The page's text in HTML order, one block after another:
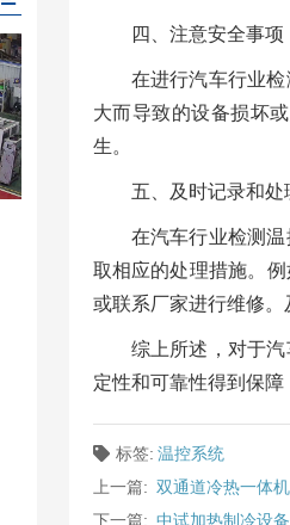
四、注意安全事项
在进行汽车行业
大而导致的设备损坏
生。
五、及时记录和处
在汽车行业检测
取相应的处理措施。
或联系厂家进行维修。
综上所述，对于
定性和可靠性得到保障
标签: 温控系统
上一篇: 双通道冷热一体
下一篇: 中试加热制冷设